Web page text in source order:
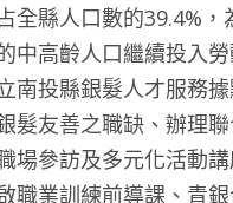
全縣人口數的39.4%，
中高齡人口繼續投入
南投縣銀髮人才服務
髮友善之職缺、辦理
場參訪及多元化活動
職業訓練前導課、青